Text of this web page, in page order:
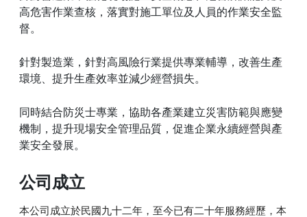
高危害作業查核，落實對施工單位及人員的作業安全監
督。
針對製造業，針對高風險行業提供專業輔導，改善生產
環境、提升生產效率並減少經營損失。
同時結合防災士專業，協助各產業建立災害防範與應變
機制，提升現場安全管理品質，促進企業永續經營與產
業安全發展。
公司成立
本公司成立於民國九十二年，至今已有二十年服務經歷，本